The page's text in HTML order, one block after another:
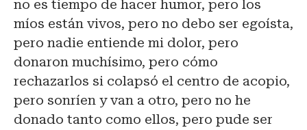
no es tiempo de hacer humor, pero los
míos están vivos, pero no debo ser egoísta,
pero nadie entiende mi dolor, pero
donaron muchísimo, pero cómo
rechazarlos si colapsó el centro de acopio,
pero sonríen y van a otro, pero no he
donado tanto como ellos, pero pude ser